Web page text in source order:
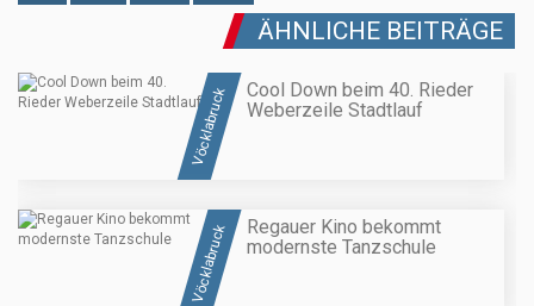
ÄHNLICHE BEITRÄGE
Vöcklabruck
Cool Down beim 40. Rieder
Weberzeile Stadtlauf
Vöcklabruck
Regauer Kino bekommt
modernste Tanzschule